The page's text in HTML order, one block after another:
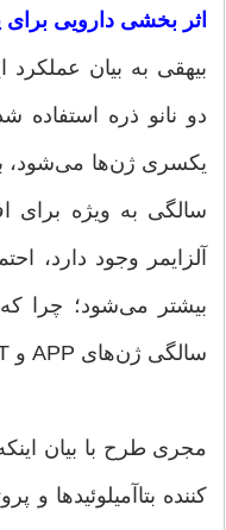
اثر بخشی دارویی برای
بیهقی به بیان
دو نانو ذره استفاده
سالگی به ویژه برای
آلزایمر وجود دارد،
سالگی ژن‌های APP و MAPT فعال می‌شوند.